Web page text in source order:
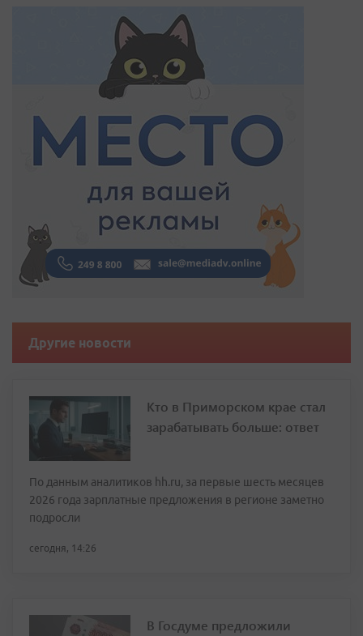
Другие новости
Кто в Приморском крае стал
зарабатывать больше: ответ
По данным аналитиков hh.ru, за первые шесть месяцев
2026 года зарплатные предложения в регионе заметно
подросли
сегодня, 14:26
В Госдуме предложили